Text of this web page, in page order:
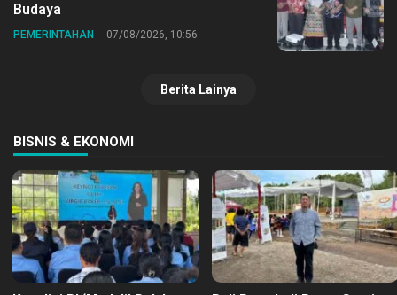
Budaya
PEMERINTAHAN 07/08/2026, 10:56
Berita Lainya
BISNIS & EKONOMI